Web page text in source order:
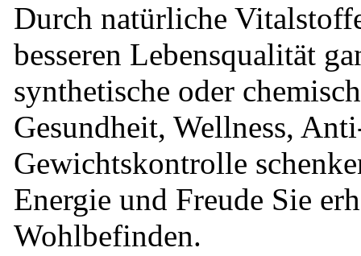
Durch natürliche
besseren Lebensqualität
synthetische oder
Gesundheit, Wellness,
Gewichtskontrolle
Energie und Freude Sie
Wohlbefinden.